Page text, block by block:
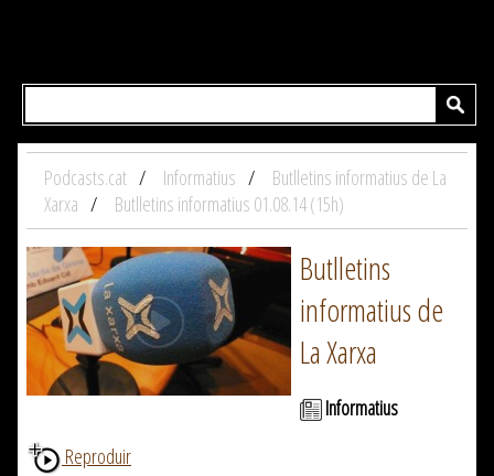
Podcasts.cat Informatius
Butlletins informatius de La
Xarxa
Butlletins informatius 01.08.14 (15h)
Butlletins
informatius de
La Xarxa
Informatius
Reproduir